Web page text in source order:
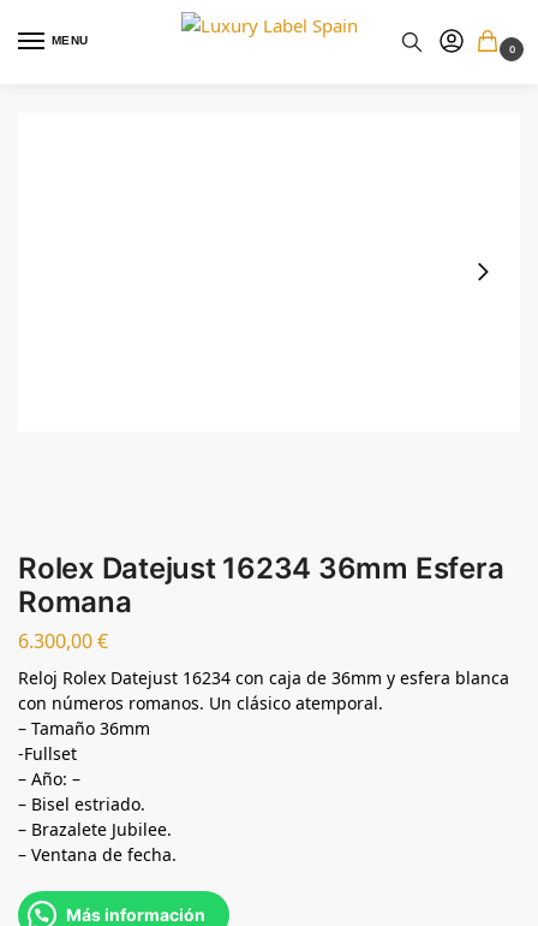
MENU
0
Rolex Datejust 16234 36mm Esfera
Romana
6.300,00€
Reloj Rolex Datejust 16234 con caja de 36mm y esfera blanca
con números romanos. Un clásico atemporal.
– Tamaño 36mm
-Fullset
– Año: –
– Bisel estriado.
– Brazalete Jubilee.
– Ventana de fecha.
Más información